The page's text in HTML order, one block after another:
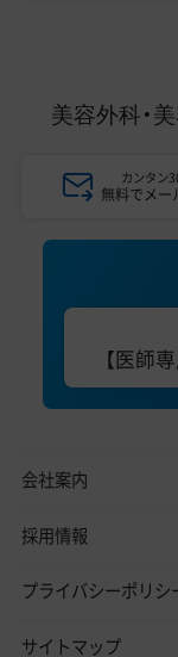
美容外科・
カンタン
無料でメー
【医師
会社案内
採用情報
プライバシーポリシ
サイトマップ